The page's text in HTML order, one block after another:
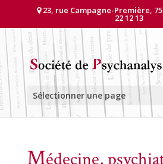
23, rue Campagne-Première,
22 12 13
Sélectionner une page
M